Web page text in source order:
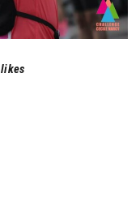
likes